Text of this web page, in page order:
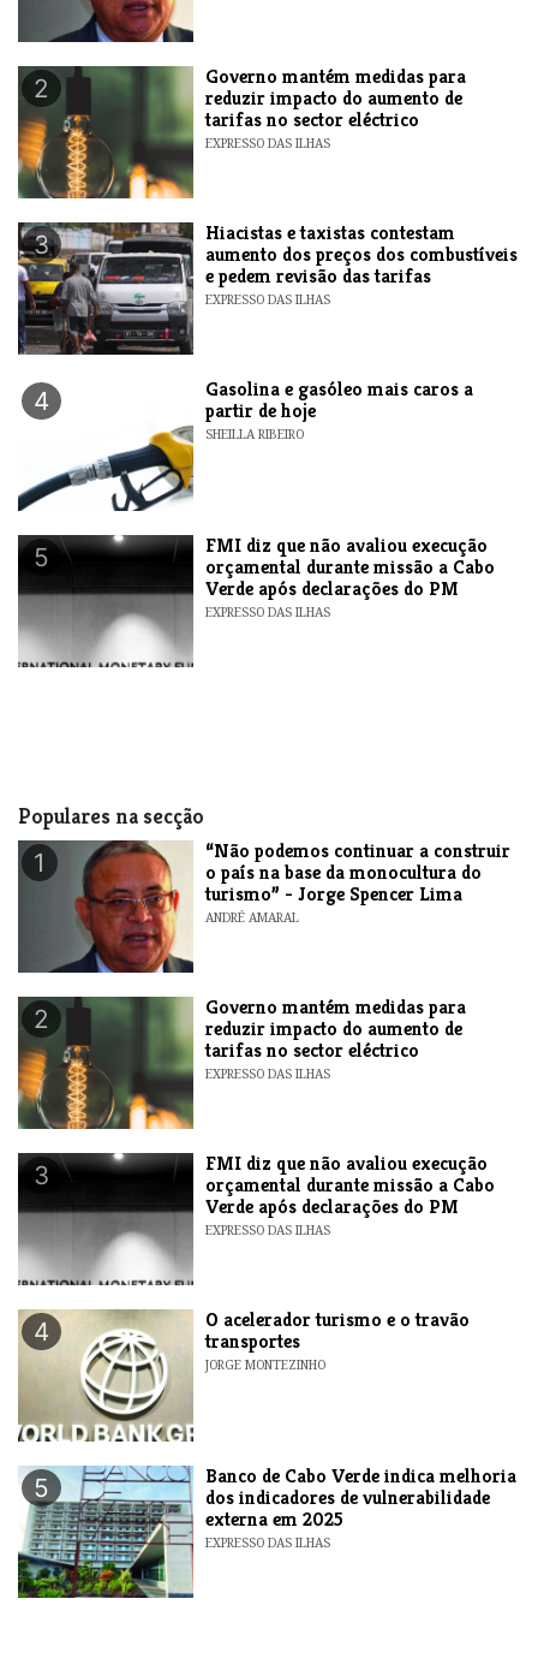
2
Governo mantém medidas para
reduzir impacto do aumento de
tarifas no sector eléctrico
EXPRESSO DAS ILHAS
3
Hiacistas e taxistas contestam
aumento dos preços dos combustíveis
e pedem revisão das tarifas
EXPRESSO DAS ILHAS
4
Gasolina e gasóleo mais caros a
partir de hoje
SHEILLA RIBEIRO
5
FMI diz que não avaliou execução
orçamental durante missão a Cabo
Verde após declarações do PM
EXPRESSO DAS ILHAS
Populares na secção
1
“Não podemos continuar a construir
o país na base da monocultura do
turismo” - Jorge Spencer Lima
ANDRÉ AMARAL
2
Governo mantém medidas para
reduzir impacto do aumento de
tarifas no sector eléctrico
EXPRESSO DAS ILHAS
3
FMI diz que não avaliou execução
orçamental durante missão a Cabo
Verde após declarações do PM
EXPRESSO DAS ILHAS
4
O acelerador turismo e o travão
transportes
JORGE MONTEZINHO
5
Banco de Cabo Verde indica melhoria
dos indicadores de vulnerabilidade
externa em 2025
EXPRESSO DAS ILHAS